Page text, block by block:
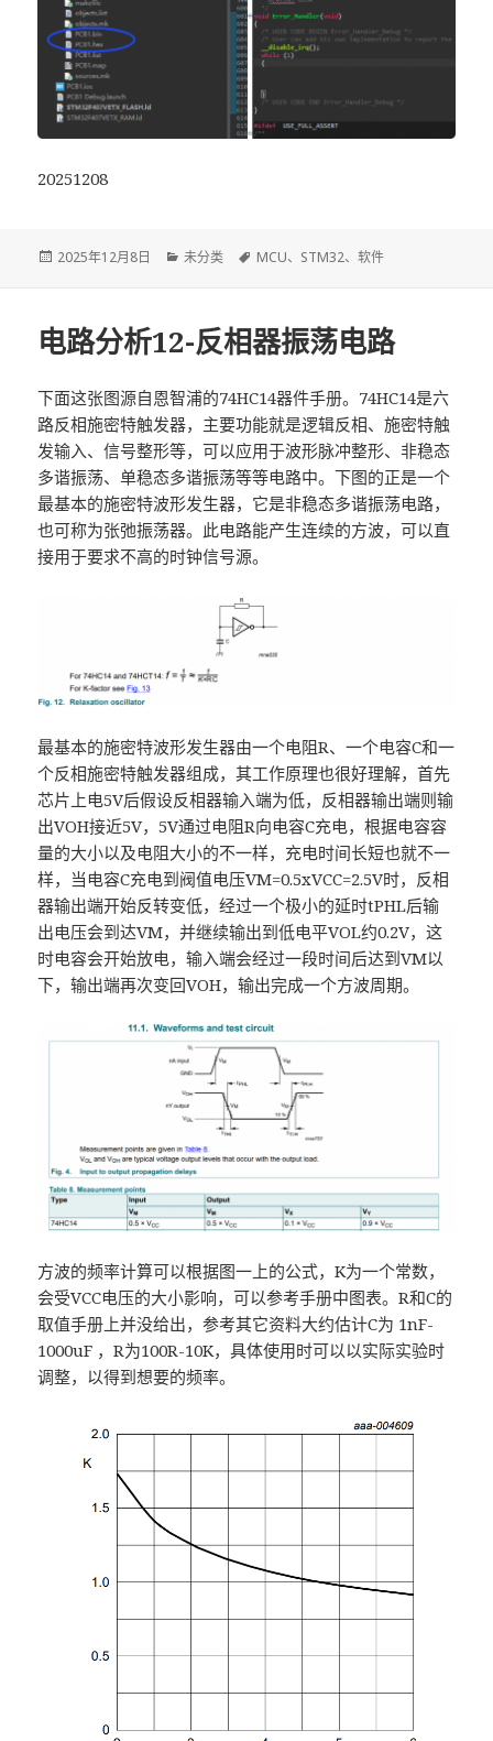
20251208
发
2025年12月8日
分
未分类
标
MCU、 STM32、软件
电路分析12-反相器振荡电路
下面这张图源自恩智浦的74HC14器件手册。74HC14是六
路反相施密特触发器，主要功能就是逻辑反相、施密特触
发输入、信号整形等，可以应用于波形脉冲整形、非稳态
多谐振荡、单稳态多谐振荡等等电路中。下图的正是一个
最基本的施密特波形发生器，它是非稳态多谐振荡电路，
也可称为张弛振荡器。此电路能产生连续的方波，可以直
接用于要求不高的时钟信号源。
最基本的施密特波形发生器由一个电阻R、一个电容C和一
个反相施密特触发器组成，其工作原理也很好理解，首先
芯片上电5V后假设反相器输入端为低，反相器输出端则输
出VOH接近5V，5V通过电阻R向电容C充电，根据电容容
量的大小以及电阻大小的不一样，充电时间长短也就不一
样，当电容C充电到阀值电压VM=0.5xVCC=2.5V时，反相
器输出端开始反转变低，经过一个极小的延时tPHL后输
出电压会到达VM，并继续输出到低电平VOL约0.2V，这
时电容会开始放电，输入端会经过一段时间后达到VM以
下，输出端再次变回VOH，输出完成一个方波周期。
方波的频率计算可以根据图一上的公式，K为一个常数，
会受VCC电压的大小影响，可以参考手册中图表。R和C的
取值手册上并没给出，参考其它资料大约估计C为 1nF-
1000uF ，R为100R-10K，具体使用时可以以实际实验时
调整，以得到想要的频率。